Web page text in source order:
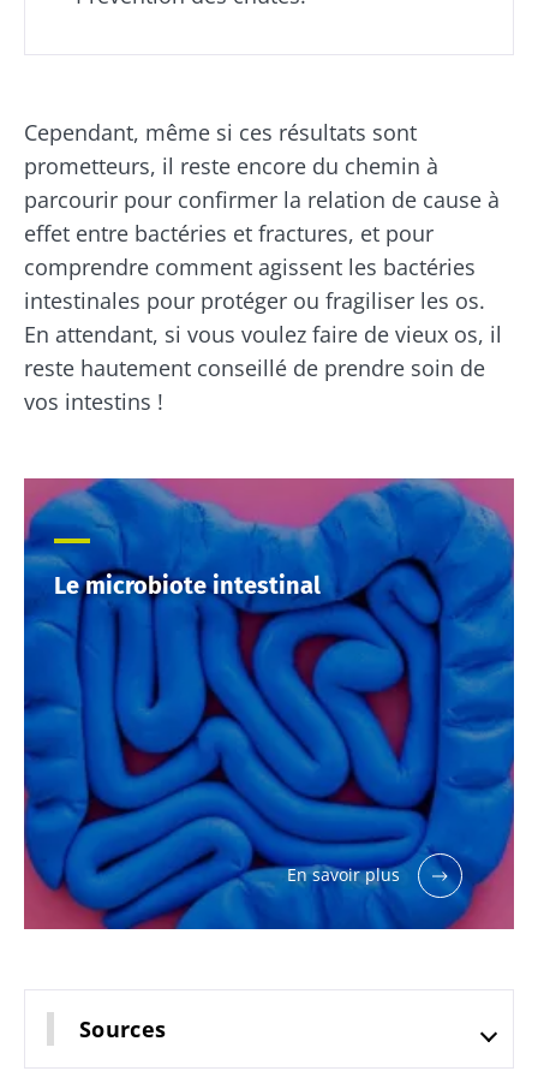
Cependant, même si ces résultats sont
prometteurs, il reste encore du chemin à
parcourir pour confirmer la relation de cause à
effet entre bactéries et fractures, et pour
comprendre comment agissent les bactéries
intestinales pour protéger ou fragiliser les os.
En attendant, si vous voulez faire de vieux os, il
reste hautement conseillé de prendre soin de
vos intestins !
Le microbiote intestinal
En savoir plus
Sources
pétillant,
acidulé et
naturellement
riche en
micro-
organismes
vivants, le
kéfir séduit de
plus e...
En savoir plus
Vous êtes
plutôt
yaourt,
blanc ou
skyr ? Ces
spécialités
laitières
ont un
point
commun :
plus
et fertilité :
une piste à
explorer
Lire l'article